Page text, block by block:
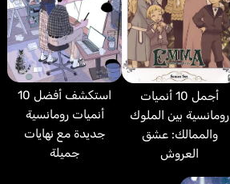
أجمل 10 أنميات
رومانسية بين الملوك
والممالك: عشق
العروش
استكشف أفضل 10
أنميات رومانسية
جديدة مع نهايات
جميلة